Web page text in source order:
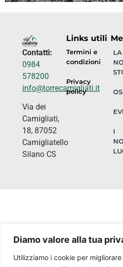
Diamo valore alla tua
Utilizziamo i cookie per
Contatti:
0984
578200
info@torrecamigliati.it
Via dei
Camigliati,
18, 87052
Camigliatello
Silano CS
Links utili
Termini e
condizioni
Privacy
policy
LA
I